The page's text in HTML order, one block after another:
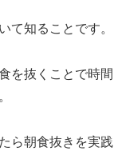
て知ることです。
を抜くことで時間
ら朝食抜きを実践